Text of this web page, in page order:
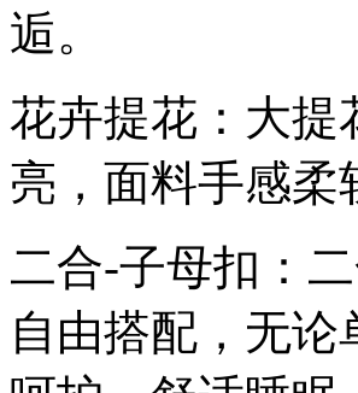
逅。
花卉提花：大提
亮，面料手感柔
二合-子母扣：
自由搭配，无